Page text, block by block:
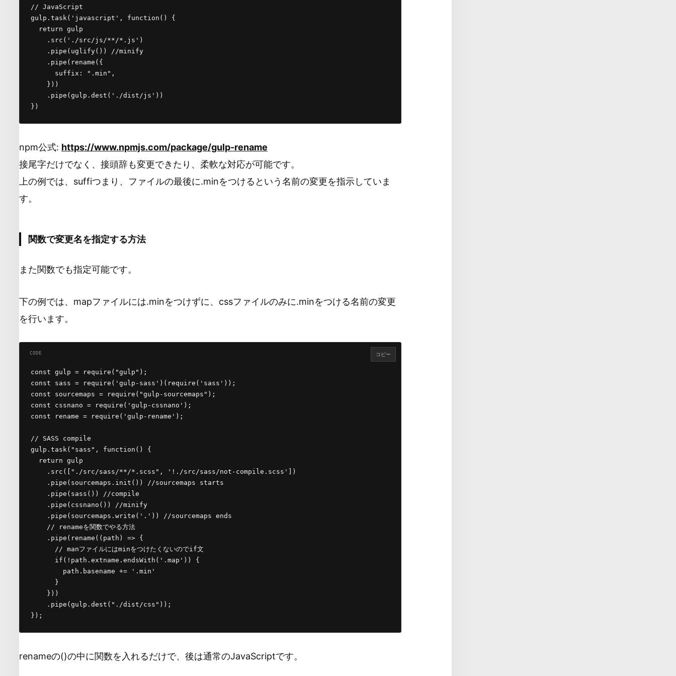
// JavaScript
gulp.task('javascript', function() {
  return gulp
    .src('./src/js/**/*.js')
    .pipe(uglify()) //minify
    .pipe(rename({
      suffix: ".min",
    }))
    .pipe(gulp.dest('./dist/js'))
})
npm公式: https://www.npmjs.com/package/gulp-rename
接尾字だけでなく、接頭辞も変更できたり、柔軟な対応が可能です。
上の例では、suffiつまり、ファイルの最後に.minをつけるという名前の変更を指示していま
す。
関数で変更名を指定する方法
また関数でも指定可能です。
下の例では、mapファイルには.minをつけずに、cssファイルのみに.minをつける名前の変更
を行います。
const gulp = require("gulp");
const sass = require('gulp-sass')(require('sass'));
const sourcemaps = require("gulp-sourcemaps");
const cssnano = require('gulp-cssnano');
const rename = require('gulp-rename');
// SASS compile
gulp.task("sass", function() {
  return gulp
    .src(["./src/sass/**/*.scss", '!./src/sass/not-compile.scss'])
    .pipe(sourcemaps.init()) //sourcemaps starts
    .pipe(sass()) //compile
    .pipe(cssnano()) //minify
    .pipe(sourcemaps.write('.')) //sourcemaps ends
    // renameを関数でやる方法
    .pipe(rename((path) => {
      // manファイルにはminをつけたくないのでif文
      if(!path.extname.endsWith('.map')) {
        path.basename += '.min'
      }
    }))
    .pipe(gulp.dest("./dist/css"));
});
コピー
renameの()の中に関数を入れるだけで、後は通常のJavaScriptです。